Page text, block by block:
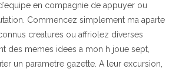
en compagnie de appuyer ou
Commencez simplement ma aparte
creatures ou affriolez diverses
des memes idees a mon h joue sept,
un parametre gazette. A leur excursion,